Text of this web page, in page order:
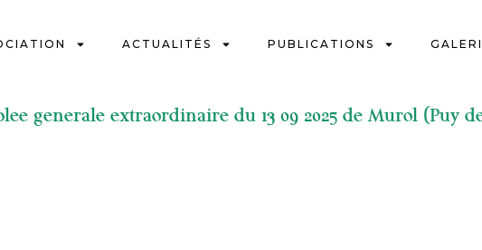
ACTUALITÉS PUBLICATIONS
generale extraordinaire du 13 09 2025 de Murol (Puy